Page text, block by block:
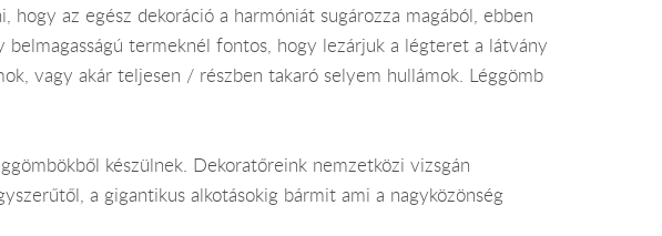
az egész dekoráció a harmóniát sugározza magából, ebben
termeknél fontos, hogy lezárjuk a légteret a látvány
vagy akár teljesen / részben takaró selyem hullámok. Léggömb
készülnek. Dekoratőreink nemzetközi vizsgán
a gigantikus alkotásokig bármit ami a nagyközönség